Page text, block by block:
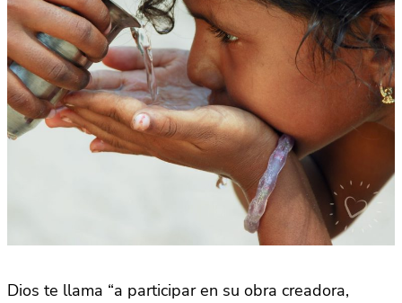
Dios te llama “a participar en su obra creadora,